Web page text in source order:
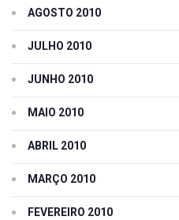
AGOSTO 2010
JULHO 2010
JUNHO 2010
MAIO 2010
ABRIL 2010
MARÇO 2010
FEVEREIRO 2010